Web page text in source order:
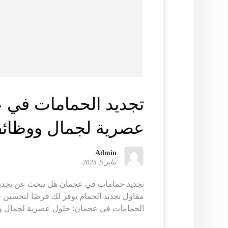
تجديد الحمامات
عصرية لجمال
Admin
يناير 5, 2025
تجديد حمامات في عجمان هل تبحث عن
مقاول تجديد الحمام يوفر لك فرصًا لتحسين
الحمامات في عجمان: حلول عصرية